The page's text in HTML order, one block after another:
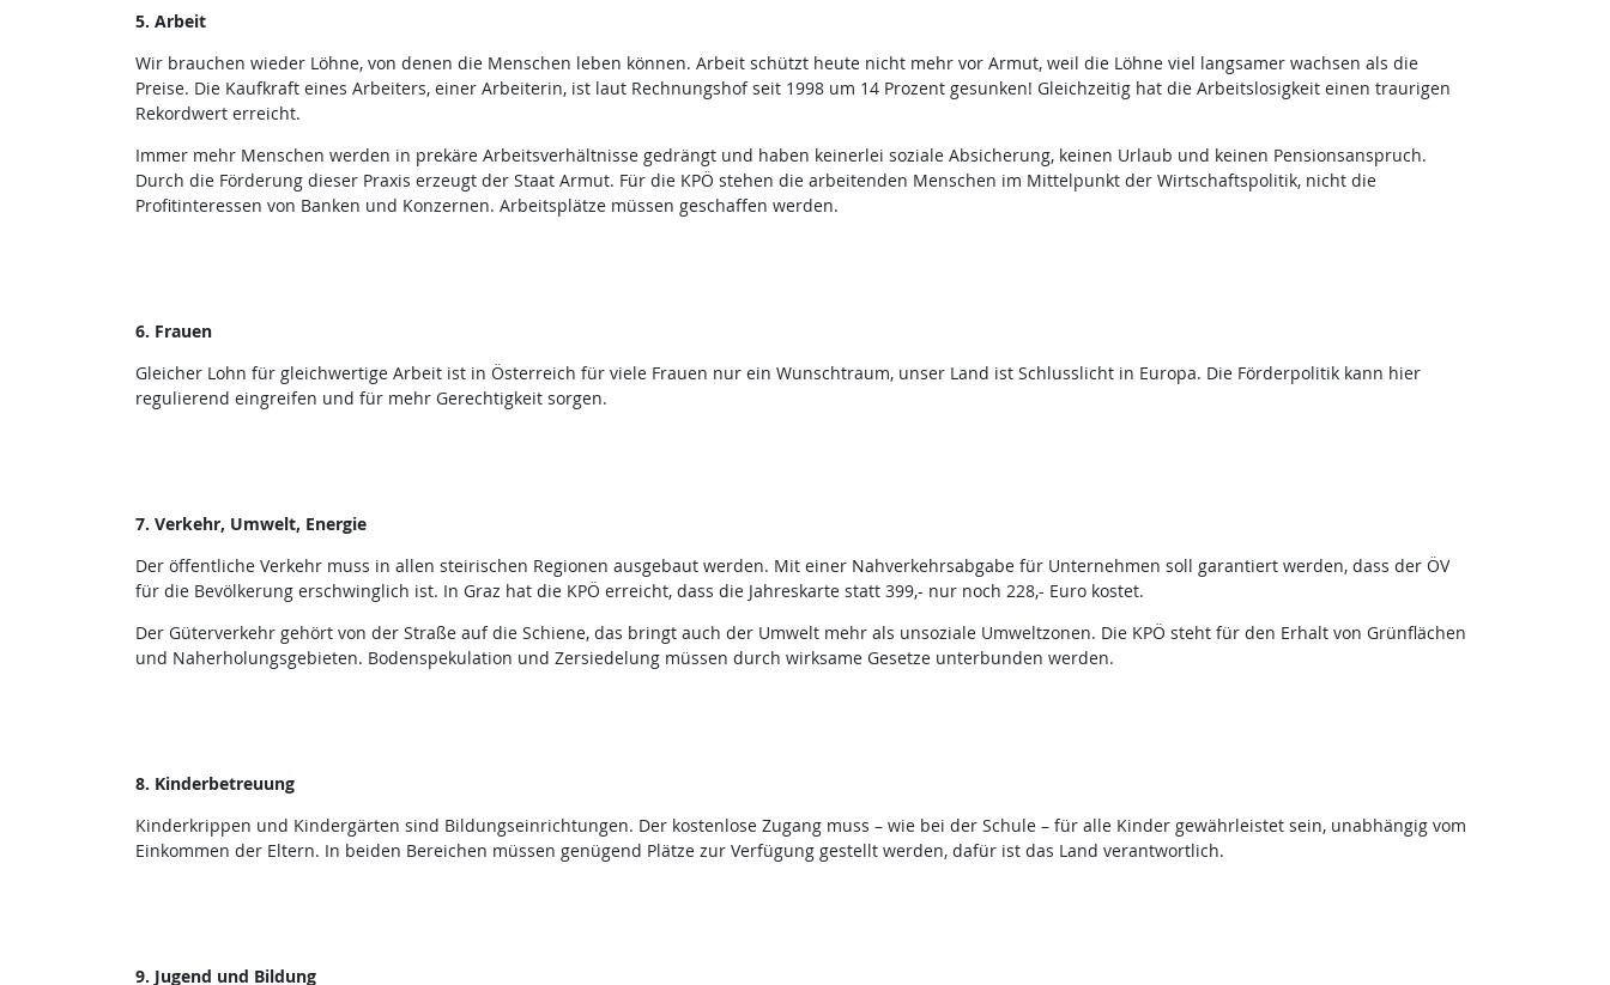
5. Arbeit
Wir brauchen wieder Löhne, von denen die Menschen leben können. Arbeit schützt heute nicht mehr vor Armut, weil die Löhne viel langsamer wachsen als die
Preise. Die Kaufkraft eines Arbeiters, einer Arbeiterin, ist laut Rechnungshof seit 1998 um 14 Prozent gesunken! Gleichzeitig hat die Arbeitslosigkeit einen traurigen
Rekordwert erreicht.
Immer mehr Menschen werden in prekäre Arbeitsverhältnisse gedrängt und haben keinerlei soziale Absicherung, keinen Urlaub und keinen Pensionsanspruch.
Durch die Förderung dieser Praxis erzeugt der Staat Armut. Für die KPÖ stehen die arbeitenden Menschen im Mittelpunkt der Wirtschaftspolitik, nicht die
Profitinteressen von Banken und Konzernen. Arbeitsplätze müssen geschaffen werden.
6. Frauen
Gleicher Lohn für gleichwertige Arbeit ist in Österreich für viele Frauen nur ein Wunschtraum, unser Land ist Schlusslicht in Europa. Die Förderpolitik kann hier
regulierend eingreifen und für mehr Gerechtigkeit sorgen.
7. Verkehr, Umwelt, Energie
Der öffentliche Verkehr muss in allen steirischen Regionen ausgebaut werden. Mit einer Nahverkehrsabgabe für Unternehmen soll garantiert werden, dass der ÖV
für die Bevölkerung erschwinglich ist. In Graz hat die KPÖ erreicht, dass die Jahreskarte statt 399,- nur noch 228,- Euro kostet.
Der Güterverkehr gehört von der Straße auf die Schiene, das bringt auch der Umwelt mehr als unsoziale Umweltzonen. Die KPÖ steht für den Erhalt von Grünflächen
und Naherholungsgebieten. Bodenspekulation und Zersiedelung müssen durch wirksame Gesetze unterbunden werden.
8. Kinderbetreuung
Kinderkrippen und Kindergärten sind Bildungseinrichtungen. Der kostenlose Zugang muss – wie bei der Schule – für alle Kinder gewährleistet sein, unabhängig vom
Einkommen der Eltern. In beiden Bereichen müssen genügend Plätze zur Verfügung gestellt werden, dafür ist das Land verantwortlich.
9. Jugend und Bildung